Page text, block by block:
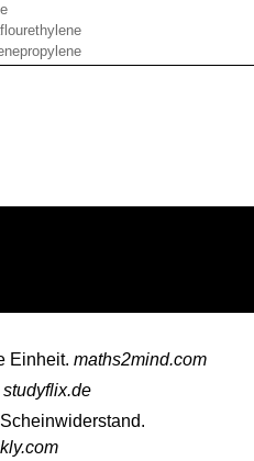
Einheit. maths2mind.com
studyflix.de